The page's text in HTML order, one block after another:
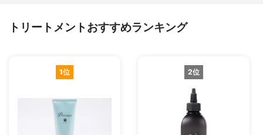
トリートメントおすすめランキング
1位 2位